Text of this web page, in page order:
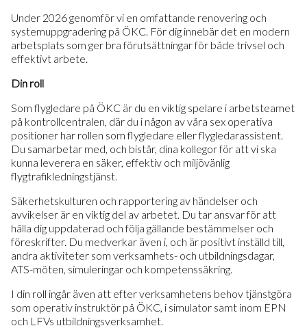
Under 2026 genomför vi en omfattande renovering och
systemuppgradering på ÖKC. För dig innebär det en modern
arbetsplats som ger bra förutsättningar för både trivsel och
effektivt arbete.
Din roll
Som flygledare på ÖKC är du en viktig spelare i arbetsteamet
på kontrollcentralen, där du i någon av våra sex operativa
positioner har rollen som flygledare eller flygledarassistent.
Du samarbetar med, och bistår, dina kollegor för att vi ska
kunna leverera en säker, effektiv och miljövänlig
flygtrafikledningstjänst.
Säkerhetskulturen och rapportering av händelser och
avvikelser är en viktig del av arbetet. Du tar ansvar för att
hålla dig uppdaterad och följa gällande bestämmelser och
föreskrifter. Du medverkar även i, och är positivt inställd till,
andra aktiviteter som verksamhets- och utbildningsdagar,
ATS-möten, simuleringar och kompetenssäkring.
I din roll ingår även att efter verksamhetens behov tjänstgöra
som operativ instruktör på ÖKC, i simulator samt inom EPN
och LFVs utbildningsverksamhet.